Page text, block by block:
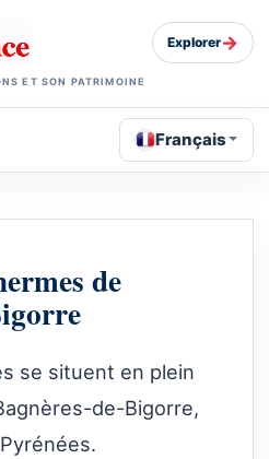
ET SON PATRIMOINE
Explorer→
Français
de
se situent en plein
de-Bigorre,